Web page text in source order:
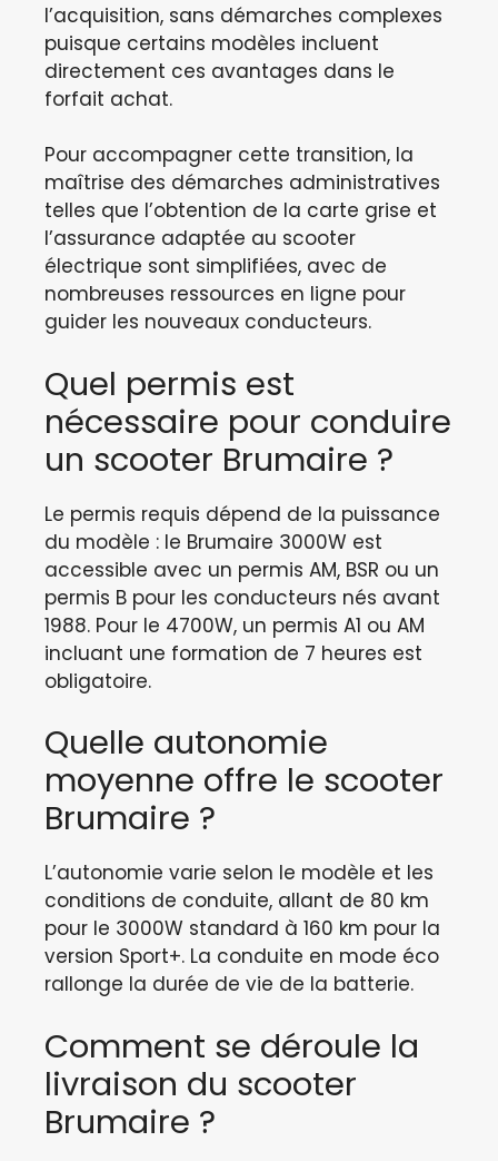
l’acquisition, sans démarches complexes
puisque certains modèles incluent
directement ces avantages dans le
forfait achat.
Pour accompagner cette transition, la
maîtrise des démarches administratives
telles que l’obtention de la carte grise et
l’assurance adaptée au scooter
électrique sont simplifiées, avec de
nombreuses ressources en ligne pour
guider les nouveaux conducteurs.
Quel permis est
nécessaire pour conduire
un scooter Brumaire ?
Le permis requis dépend de la puissance
du modèle : le Brumaire 3000W est
accessible avec un permis AM, BSR ou un
permis B pour les conducteurs nés avant
1988. Pour le 4700W, un permis A1 ou AM
incluant une formation de 7 heures est
obligatoire.
Quelle autonomie
moyenne offre le scooter
Brumaire ?
L’autonomie varie selon le modèle et les
conditions de conduite, allant de 80 km
pour le 3000W standard à 160 km pour la
version Sport+. La conduite en mode éco
rallonge la durée de vie de la batterie.
Comment se déroule la
livraison du scooter
Brumaire ?